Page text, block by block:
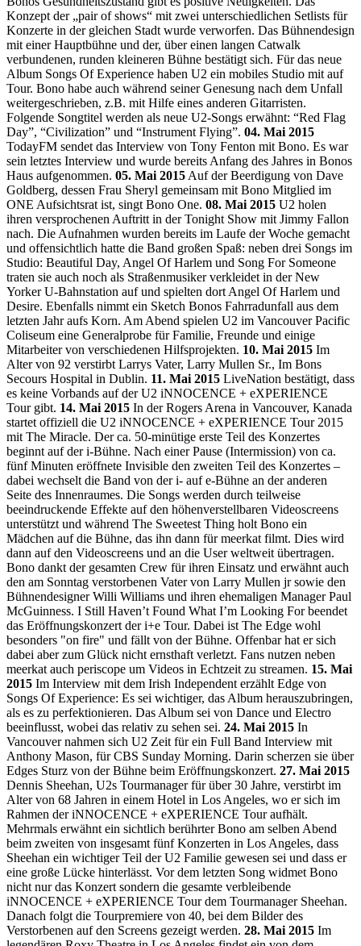
Konzept der „pair of shows“ mit zwei unterschiedlichen Setlists für
Konzerte in der gleichen Stadt wurde verworfen. Das Bühnendesign
mit einer Hauptbühne und der, über einen langen Catwalk
verbundenen, runden kleineren Bühne bestätigt sich. Für das neue
Album Songs Of Experience haben U2 ein mobiles Studio mit auf
Tour. Bono habe auch während seiner Genesung nach dem Unfall
weitergeschrieben, z.B. mit Hilfe eines anderen Gitarristen.
Folgende Songtitel werden als neue U2-Songs erwähnt: “Red Flag
Day”, “Civilization” und “Instrument Flying”. 04. Mai 2015
TodayFM sendet das Interview von Tony Fenton mit Bono. Es war
sein letztes Interview und wurde bereits Anfang des Jahres in Bonos
Haus aufgenommen. 05. Mai 2015 Auf der Beerdigung von Dave
Goldberg, dessen Frau Sheryl gemeinsam mit Bono Mitglied im
ONE Aufsichtsrat ist, singt Bono One. 08. Mai 2015 U2 holen
ihren versprochenen Auftritt in der Tonight Show mit Jimmy Fallon
nach. Die Aufnahmen wurden bereits im Laufe der Woche gemacht
und offensichtlich hatte die Band großen Spaß: neben drei Songs im
Studio: Beautiful Day, Angel Of Harlem und Song For Someone
traten sie auch noch als Straßenmusiker verkleidet in der New
Yorker U-Bahnstation auf und spielten dort Angel Of Harlem und
Desire. Ebenfalls nimmt ein Sketch Bonos Fahrradunfall aus dem
letzten Jahr aufs Korn. Am Abend spielen U2 im Vancouver Pacific
Coliseum eine Generalprobe für Familie, Freunde und einige
Mitarbeiter von verschiedenen Hilfsprojekten. 10. Mai 2015 Im
Alter von 92 verstirbt Larrys Vater, Larry Mullen Sr., Im Bons
Secours Hospital in Dublin. 11. Mai 2015 LiveNation bestätigt, dass
es keine Vorbands auf der U2 iNNOCENCE + eXPERIENCE
Tour gibt. 14. Mai 2015 In der Rogers Arena in Vancouver, Kanada
startet offiziell die U2 iNNOCENCE + eXPERIENCE Tour 2015
mit The Miracle. Der ca. 50-minütige erste Teil des Konzertes
beginnt auf der i-Bühne. Nach einer Pause (Intermission) von ca.
fünf Minuten eröffnete Invisible den zweiten Teil des Konzertes –
dabei wechselt die Band von der i- auf e-Bühne an der anderen
Seite des Innenraumes. Die Songs werden durch teilweise
beeindruckende Effekte auf den höhenverstellbaren Videoscreens
unterstützt und während The Sweetest Thing holt Bono ein
Mädchen auf die Bühne, das ihn dann für meerkat filmt. Dies wird
dann auf den Videoscreens und an die User weltweit übertragen.
Bono dankt der gesamten Crew für ihren Einsatz und erwähnt auch
den am Sonntag verstorbenen Vater von Larry Mullen jr sowie den
Bühnendesigner Willi Williams und ihren ehemaligen Manager Paul
McGuinness. I Still Haven’t Found What I’m Looking For beendet
das Eröffnungskonzert der i+e Tour. Dabei ist The Edge wohl
besonders "on fire" und fällt von der Bühne. Offenbar hat er sich
dabei aber zum Glück nicht ernsthaft verletzt. Fans nutzen neben
meerkat auch periscope um Videos in Echtzeit zu streamen. 15. Mai
2015 Im Interview mit dem Irish Independent erzählt Edge von
Songs Of Experience: Es sei wichtiger, das Album herauszubringen,
als es zu perfektionieren. Das Album sei von Dance und Electro
beeinflusst, wobei das relativ zu sehen sei. 24. Mai 2015 In
Vancouver nahmen sich U2 Zeit für ein Full Band Interview mit
Anthony Mason, für CBS Sunday Morning. Darin scherzen sie über
Edges Sturz von der Bühne beim Eröffnungskonzert. 27. Mai 2015
Dennis Sheehan, U2s Tourmanager für über 30 Jahre, verstirbt im
Alter von 68 Jahren in einem Hotel in Los Angeles, wo er sich im
Rahmen der iNNOCENCE + eXPERIENCE Tour aufhält.
Mehrmals erwähnt ein sichtlich berührter Bono am selben Abend
beim zweiten von insgesamt fünf Konzerten in Los Angeles, dass
Sheehan ein wichtiger Teil der U2 Familie gewesen sei und dass er
eine große Lücke hinterlässt. Vor dem letzten Song widmet Bono
nicht nur das Konzert sondern die gesamte verbleibende
iNNOCENCE + eXPERIENCE Tour dem Tourmanager Sheehan.
Danach folgt die Tourpremiere von 40, bei dem Bilder des
Verstorbenen auf den Screens gezeigt werden. 28. Mai 2015 Im